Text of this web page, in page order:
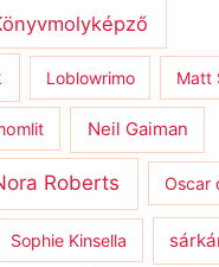
Loblowrimo Matt
Neil Gaiman
Roberts Oscar
Sophie Kinsella